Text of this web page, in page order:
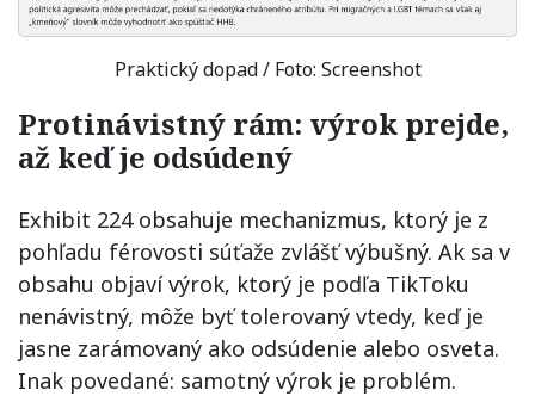
Praktický dopad / Foto: Screenshot
Protinávistný rám: výrok prejde,
až keď je odsúdený
Exhibit 224 obsahuje mechanizmus, ktorý je z
pohľadu férovosti súťaže zvlášť výbušný. Ak sa v
obsahu objaví výrok, ktorý je podľa TikToku
nenávistný, môže byť tolerovaný vtedy, keď je
jasne zarámovaný ako odsúdenie alebo osveta.
Inak povedané: samotný výrok je problém.